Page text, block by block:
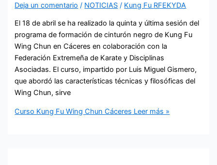
Deja un comentario / NOTICIAS / Kung Fu RFEKYDA
El 18 de abril se ha realizado la quinta y última sesión del
programa de formación de cinturón negro de Kung Fu
Wing Chun en Cáceres en colaboración con la
Federación Extremeña de Karate y Disciplinas
Asociadas. El curso, impartido por Luis Miguel Gismero,
que abordó las características técnicas y filosóficas del
Wing Chun, sirve
Curso Kung Fu Wing Chun Cáceres Leer más »